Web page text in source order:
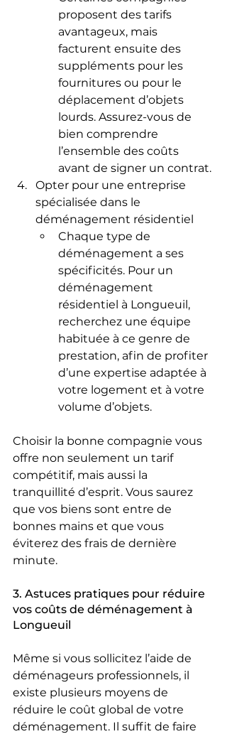
proposent des tarifs
avantageux, mais
facturent ensuite des
suppléments pour les
fournitures ou pour le
déplacement d’objets
lourds. Assurez-vous de
bien comprendre
l’ensemble des coûts
avant de signer un contrat.
Opter pour une entreprise
spécialisée dans le
déménagement résidentiel
Chaque type de
déménagement a ses
spécificités. Pour un
déménagement
résidentiel à Longueuil,
recherchez une équipe
habituée à ce genre de
prestation, afin de profiter
d’une expertise adaptée à
votre logement et à votre
volume d’objets.
Choisir la bonne compagnie vous
offre non seulement un tarif
compétitif, mais aussi la
tranquillité d’esprit. Vous saurez
que vos biens sont entre de
bonnes mains et que vous
éviterez des frais de dernière
minute.
3. Astuces pratiques pour réduire
vos coûts de déménagement à
Longueuil
Même si vous sollicitez l’aide de
déménageurs professionnels, il
existe plusieurs moyens de
réduire le coût global de votre
déménagement. Il suffit de faire